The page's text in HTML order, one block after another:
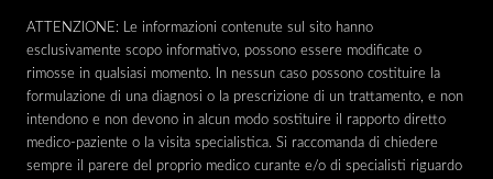
ATTENZIONE: Le informazioni contenute sul sito hanno
esclusivamente scopo informativo, possono essere modificate o
rimosse in qualsiasi momento. In nessun caso possono costituire la
formulazione di una diagnosi o la prescrizione di un trattamento, e non
intendono e non devono in alcun modo sostituire il rapporto diretto
medico-paziente o la visita specialistica. Si raccomanda di chiedere
sempre il parere del proprio medico curante e/o di specialisti riguardo